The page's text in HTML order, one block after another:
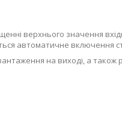
верхнього значення
автоматичне включення
на виході, а також